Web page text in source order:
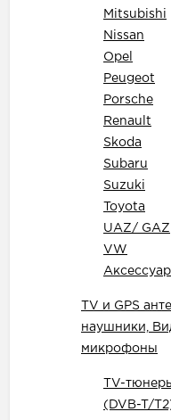
Mitsubishi
Nissan
Opel
Peugeot
Porsche
Renault
Skoda
Subaru
Suzuki
Toyota
UAZ/ GAZ
VW
TV и GPS
наушники,
микрофоны
TV-
(DVB-T/